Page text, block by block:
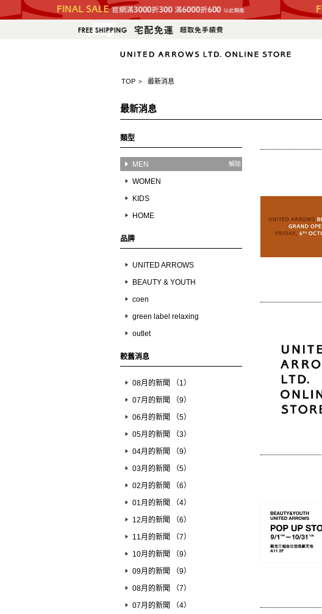
TOP > 最新消息
最新消息
類型
MEN 解除
WOMEN
KIDS
HOME
品牌
UNITED ARROWS
BEAUTY & YOUTH
coen
green label relaxing
outlet
較舊消息
08月的新聞 （1）
07月的新聞 （9）
06月的新聞 （5）
05月的新聞 （3）
04月的新聞 （9）
03月的新聞 （5）
02月的新聞 （6）
01月的新聞 （4）
12月的新聞 （6）
11月的新聞 （7）
10月的新聞 （9）
09月的新聞 （9）
08月的新聞 （7）
07月的新聞 （4）